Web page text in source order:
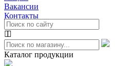
Вакансии
Контакты
Каталог продукции